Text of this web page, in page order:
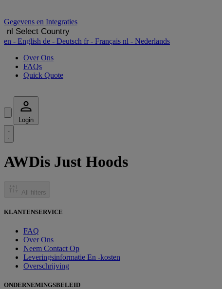
Gegevens en Integraties
nl Select Country
en - English de - Deutsch fr- Français nl - Nederlands
Over Ons
FAQs
Quick Quote
Login
AWDis Just Hoods
All filters
KLANTENSERVICE
FAQ
Over Ons
Neem Contact Op
Leveringsinformatie En -kosten
Overschrijving
ONDERNEMINGSBELEID